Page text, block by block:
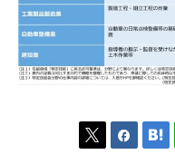
  